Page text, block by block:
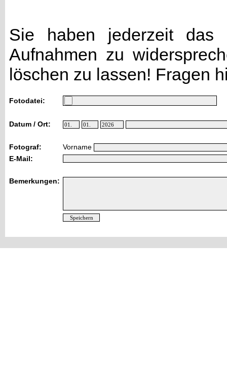
Sie haben jederzeit das
Aufnahmen zu
löschen zu lassen! Fragen
Fotodatei:
Datum / Ort:
Fotograf:
Vorname
E-Mail:
Bemerkungen: